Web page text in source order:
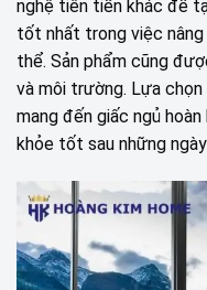
nghệ tiên tiến khác để
tốt nhất trong việc
thể. Sản phẩm cũng
và môi trường. Lựa
mang đến giấc ngủ
khỏe tốt sau những